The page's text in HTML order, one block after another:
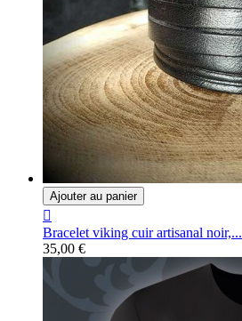
Ajouter au panier

Bracelet viking cuir artisanal noir,...
35,00 €